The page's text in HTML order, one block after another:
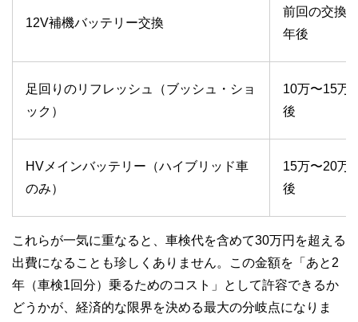
12V補機バッテリー交換
前回の交換
年後
足回りのリフレッシュ（ブッシュ・ショ
ック）
10万〜15万
後
HVメインバッテリー（ハイブリッド車
のみ）
15万〜20万
後
これらが一気に重なると、車検代を含めて30万円を超える
出費になることも珍しくありません。この金額を「あと2
年（車検1回分）乗るためのコスト」として許容できるか
どうかが、 経済的な限界を決める最大の分岐点になりま